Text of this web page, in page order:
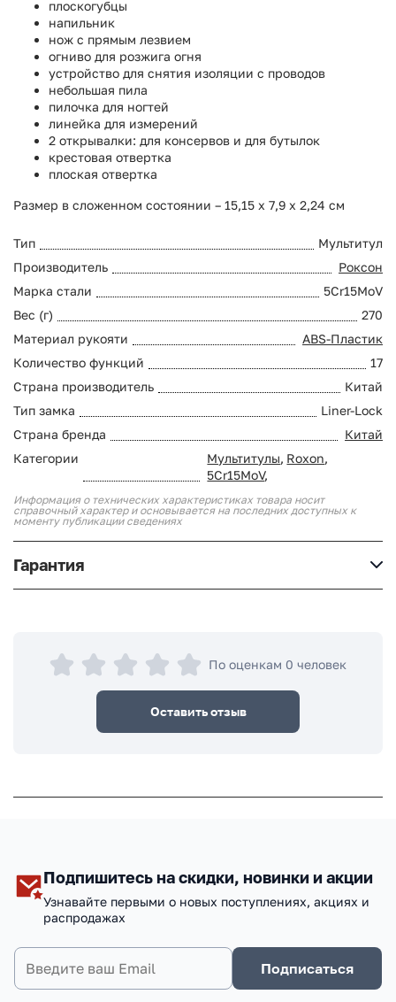
плоскогубцы
напильник
нож с прямым лезвием
огниво для розжига огня
устройство для снятия изоляции с проводов
небольшая пила
пилочка для ногтей
линейка для измерений
2 открывалки: для консервов и для бутылок
крестовая отвертка
плоская отвертка
Размер в сложенном состоянии – 15,15 х 7,9 х 2,24 см
Тип
Мультитул
Производитель
Роксон
Марка стали
5Cr15MoV
Вес (г)
270
Материал рукояти
ABS-Пластик
Количество функций
17
Страна производитель
Китай
Тип замка
Liner-Lock
Страна бренда
Китай
Категории
Мультитулы, Roxon,
5Cr15MoV,
Информация о технических характеристиках товара носит
справочный характер и основывается на последних доступных к
моменту публикации сведениях
Гарантия
По оценкам 0 человек
Оставить отзыв
Подпишитесь на скидки, новинки и акции
Узнавайте первыми о новых поступлениях, акциях и
распродажах
Подписаться